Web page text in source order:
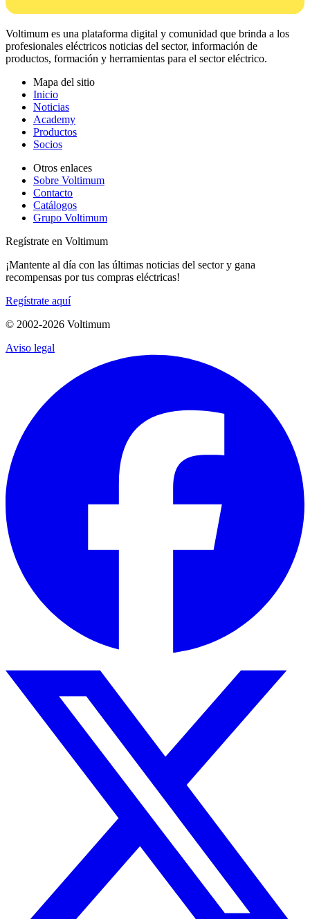
Voltimum es una plataforma digital y comunidad que brinda a los
profesionales eléctricos noticias del sector, información de
productos, formación y herramientas para el sector eléctrico.
Mapa del sitio
Inicio
Noticias
Academy
Productos
Socios
Otros enlaces
Sobre Voltimum
Contacto
Catálogos
Grupo Voltimum
Regístrate en Voltimum
¡Mantente al día con las últimas noticias del sector y gana
recompensas por tus compras eléctricas!
Regístrate aquí
© 2002-2026 Voltimum
Aviso legal